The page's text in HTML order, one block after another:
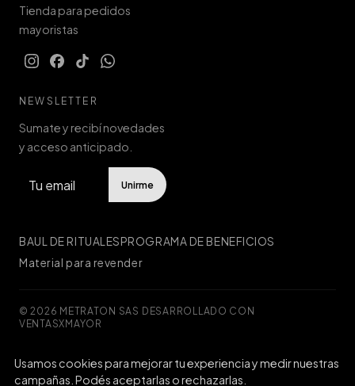
Tienda para pedidos
mayoristas
NEWSLETTER
Sumate y recibí novedades
y acceso anticipado.
Unirme
BAUL DE RITUALESPROGRAMA DE BENEFICIOS
Material para revender
© 2026 METRATON SAS ·
DESARROLLADO CON
VENTASXMAYOR
Defensa de las y los consumidores. Para reclamosingresá acá.
Usamos cookies para mejorar tu experiencia y medir nuestras
campañas. Podés aceptarlas o rechazarlas.